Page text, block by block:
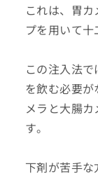
これは、胃
プを用いて十
この注入法
を飲む必要
メラと大腸
す。
下剤が苦手